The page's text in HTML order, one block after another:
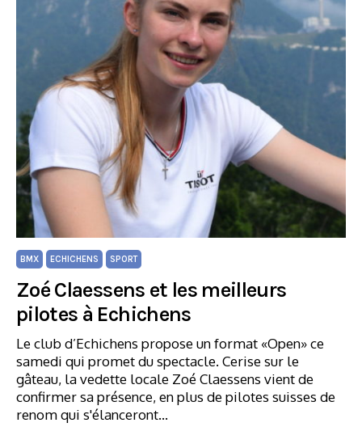
BMX ECHICHENS SPORT
Zoé Claessens et les meilleurs
pilotes à Echichens
Le club d’Echichens propose un format «Open» ce
samedi qui promet du spectacle. Cerise sur le
gâteau, la vedette locale Zoé Claessens vient de
confirmer sa présence, en plus de pilotes suisses de
renom qui s'élanceront…